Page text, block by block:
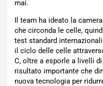
mai.
Il team ha ideato la
che circonda le celle,
test standard
il ciclo delle celle
C, oltre a esporle a livelli
risultato importante che
nuova tecnologia per